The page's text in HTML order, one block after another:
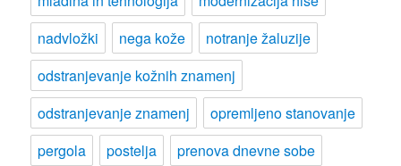
nadvložki
nega kože
notranje žaluzije
odstranjevanje kožnih znamenj
odstranjevanje znamenj
opremljeno stanovanje
pergola
postelja
prenova dnevne sobe